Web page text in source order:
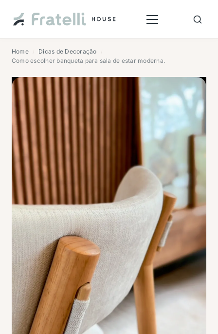
Home Dicas de Decoração
Como escolher banqueta para sala de estar moderna.